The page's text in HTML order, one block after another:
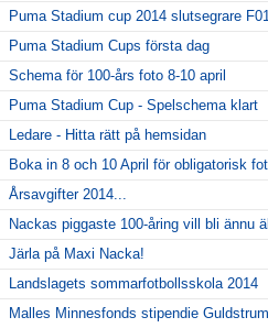
Puma Stadium cup 2014 slutsegrare F01
Puma Stadium Cups första dag
Schema för 100-års foto 8-10 april
Puma Stadium Cup - Spelschema klart
Ledare - Hitta rätt på hemsidan
Boka in 8 och 10 April för obligatorisk
Årsavgifter 2014...
Nackas piggaste 100-åring vill bli ännu
Järla på Maxi Nacka!
Landslagets sommarfotbollsskola 2014
Malles Minnesfonds stipendie